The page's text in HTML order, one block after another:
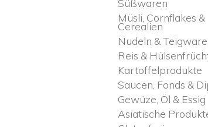
Süßwaren
Müsli, Cornflakes &
Cerealien
Nudeln &
Reis &
Kartoffelprodukte
Saucen, Fonds &
Gewüze, Öl & Essig
Asiatische